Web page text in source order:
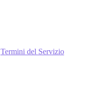
Termini del Servizio